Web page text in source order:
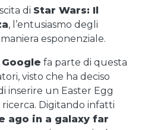
di Star Wars: Il
, l’entusiasmo degli
esponenziale.
Google fa parte di questa
visto che ha deciso
inserire un Easter Egg
Digitando infatti
ago in a galaxy far